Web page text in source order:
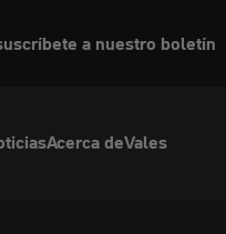
a nuestro boletín
Acerca deVales